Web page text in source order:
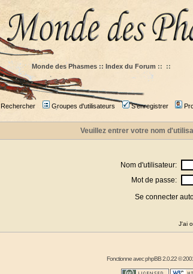
Monde des Phasmes :: Index du Forum :: ::
Rechercher Groupes d'utilisateurs S'enregistrer
Veuillez entrer votre nom
Nom d'utilisateur:
Mot de passe:
Se connecter
J'ai
Fonctionne avecphpBB2.0.22 ©